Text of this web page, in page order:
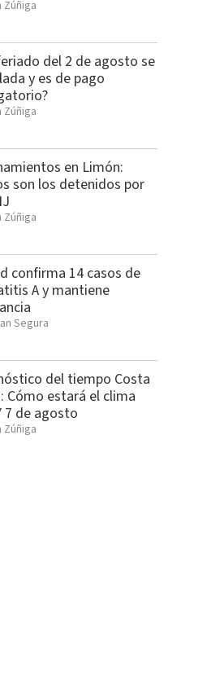
Zúñiga
del 2 de agosto se
y es de pago
Zúñiga
en Limón:
son los detenidos por
Zúñiga
confirma 14 casos de
A y mantiene
Segura
del tiempo Costa
Cómo estará el clima
7 de agosto
Zúñiga